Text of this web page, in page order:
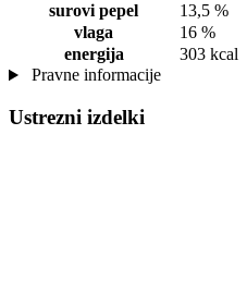
surovi pepel
13,5 %
vlaga
16 %
energija
303 kcal
Pravne informacije
Ustrezni izdelki